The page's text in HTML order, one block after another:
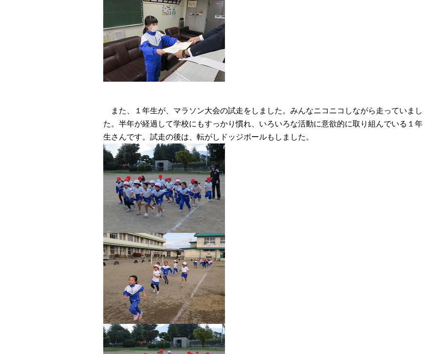
また、１年生が、マラソン大会の試走をしました。みんなニコニコしながら走っていまし
た。半年が経過して学校にもすっかり慣れ、いろいろな活動に意欲的に取り組んでいる１年
生さんです。試走の後は、転がしドッジボールもしました。